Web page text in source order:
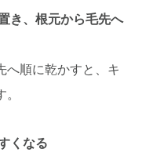
き、根元から毛先へ
へ順に乾かすと、キ
くなる